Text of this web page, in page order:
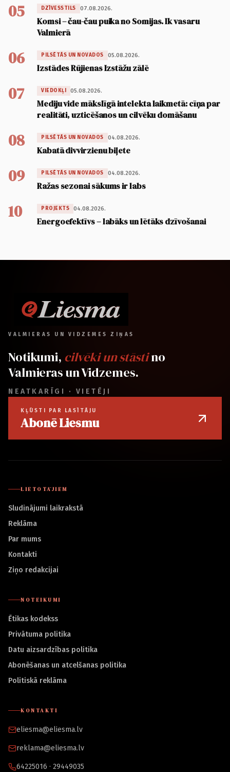
05 DZĪVESSTILS 07.08.2026.
Komsi – čau-čau puika no Somijas. Ik vasaru
Valmierā
06 PILSĒTĀS UN NOVADOS 05.08.2026.
Izstādes Rūjienas Izstāžu zālē
07 VIEDOKĻI 05.08.2026.
Mediju vide mākslīgā intelekta laikmetā: cīņa par
realitāti, uzticēšanos un cilvēku domāšanu
08 PILSĒTĀS UN NOVADOS 04.08.2026.
Kabatā divvirzienu biļete
09 PILSĒTĀS UN NOVADOS 04.08.2026.
Ražas sezonai sākums ir labs
10 PROJEKTS 04.08.2026.
Energoefektīvs – labāks un lētāks dzīvošanai
VALMIERAS UN VIDZEMES ZIŅAS
Notikumi, cilvēki un stāstino
Valmieras un Vidzemes.
NEATKARĪGI · VIETĒJI
KĻŪSTI PAR LASĪTĀJU
Abonē Liesmu
LIETOTĀJIEM
Sludinājumi laikrakstā
Reklāma
Par mums
Kontakti
Ziņo redakcijai
NOTEIKUMI
Ētikas kodekss
Privātuma politika
Datu aizsardzības politika
Abonēšanas un atcelšanas politika
Politiskā reklāma
KONTAKTI
eliesma@eliesma.lv
reklama@eliesma.lv
64225016 · 29449035